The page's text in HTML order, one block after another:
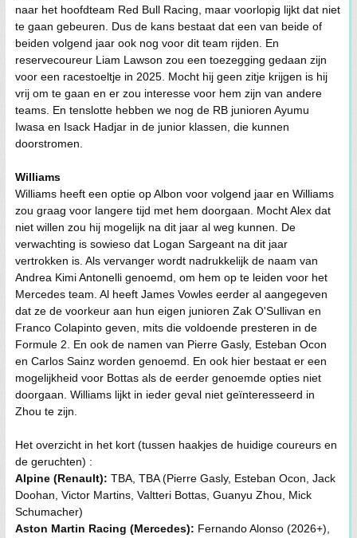
naar het hoofdteam Red Bull Racing, maar voorlopig lijkt dat niet
te gaan gebeuren. Dus de kans bestaat dat een van beide of
beiden volgend jaar ook nog voor dit team rijden. En
reservecoureur Liam Lawson zou een toezegging gedaan zijn
voor een racestoeltje in 2025. Mocht hij geen zitje krijgen is hij
vrij om te gaan en er zou interesse voor hem zijn van andere
teams. En tenslotte hebben we nog de RB junioren Ayumu
Iwasa en Isack Hadjar in de junior klassen, die kunnen
doorstromen.
Williams
Williams heeft een optie op Albon voor volgend jaar en Williams
zou graag voor langere tijd met hem doorgaan. Mocht Alex dat
niet willen zou hij mogelijk na dit jaar al weg kunnen. De
verwachting is sowieso dat Logan Sargeant na dit jaar
vertrokken is. Als vervanger wordt nadrukkelijk de naam van
Andrea Kimi Antonelli genoemd, om hem op te leiden voor het
Mercedes team. Al heeft James Vowles eerder al aangegeven
dat ze de voorkeur aan hun eigen junioren Zak O'Sullivan en
Franco Colapinto geven, mits die voldoende presteren in de
Formule 2. En ook de namen van Pierre Gasly, Esteban Ocon
en Carlos Sainz worden genoemd. En ook hier bestaat er een
mogelijkheid voor Bottas als de eerder genoemde opties niet
doorgaan. Williams lijkt in ieder geval niet geïnteresseerd in
Zhou te zijn.
Het overzicht in het kort (tussen haakjes de huidige coureurs en
de geruchten) :
Alpine (Renault): TBA, TBA (Pierre Gasly, Esteban Ocon, Jack
Doohan, Victor Martins, Valtteri Bottas, Guanyu Zhou, Mick
Schumacher)
Aston Martin Racing (Mercedes): Fernando Alonso (2026+),